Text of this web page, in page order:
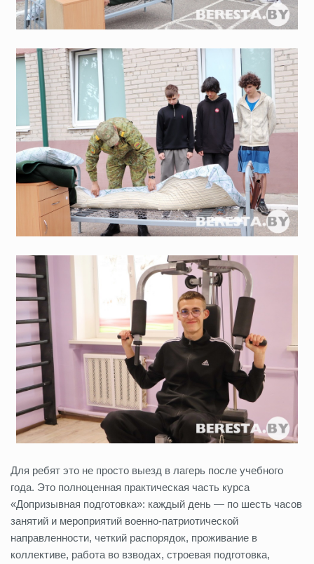
Для ребят это не просто выезд в лагерь после учебного
года. Это полноценная практическая часть курса
«Допризывная подготовка»: каждый день — по шесть часов
занятий и мероприятий военно-патриотической
направленности, четкий распорядок, проживание в
коллективе, работа во взводах, строевая подготовка,